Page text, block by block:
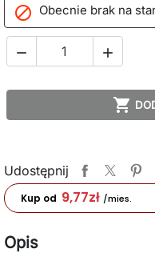
 Obecnie brak na
 

Udostępnij
Kup od 9,77zł /mies.
Opis